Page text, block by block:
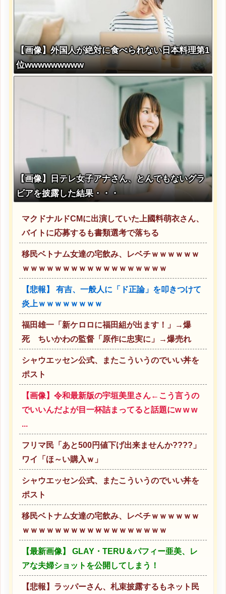
【画像】外国人が絶対に食べられない日本料理第1
位wwwwwwwww
【画像】日テレ女子アナさん、とんでもないグラ
ビアを披露した結果・・・
マクドナルドCMに出演していた上國料萌衣さん、
バイトに応募するも書類選考で落ちる
移民ベトナム女達の宅飲み、レベチｗｗｗｗｗｗ
ｗｗｗｗｗｗｗｗｗｗｗｗｗｗｗｗｗｗ
【悲報】 有吉、一般人に「ド正論」を叩きつけて
炎上ｗｗｗｗｗｗｗｗ
福田雄一「新ケロロに福田組が出ます！」→爆
死 ちいかわの監督「原作に忠実に」→爆売れ
シャウエッセン公式、またこういうのでいい丼を
ポスト
【画像】令和最新版の宇垣美里さん←こう言うの
でいいんだよが目一杯詰まってると話題にw w w
...
フリマ民「あと500円値下げ出来ませんか????」
ワイ「ほ～い購入ｗ」
シャウエッセン公式、またこういうのでいい丼を
ポスト
移民ベトナム女達の宅飲み、レベチｗｗｗｗｗｗ
ｗｗｗｗｗｗｗｗｗｗｗｗｗｗｗｗｗｗ
【最新画像】 GLAY・TERU＆パフィー亜美、レ
アな夫婦ショットを公開してしまう！
【悲報】ラッパーさん、札束披露するもネット民